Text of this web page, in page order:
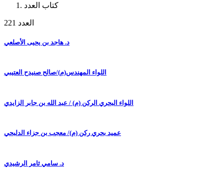
كتاب العدد
العدد 221
د. هاجد بن يحيى الأصلعي
اللواء المهندس(م)/صالح صنيدح العتيبي
اللواء البحري الركن (م) / عبد الله بن جابر الزايدي
عميد بحري ركن (م)/ معجب بن جزاء الدلبحي
د. سامي ثامر الرشيدي